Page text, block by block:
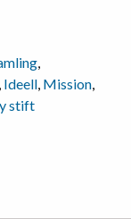
,
, Ideell, Mission,
stift